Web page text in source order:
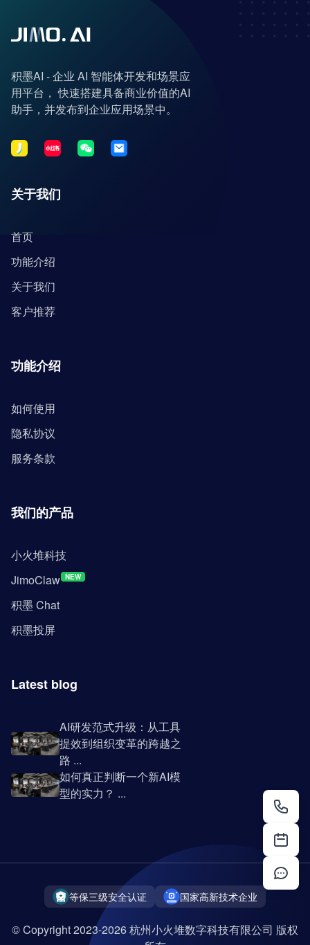
积墨AI - 企业 AI 智能体开发和场景应
用平台， 快速搭建具备商业价值的AI
助手，并发布到企业应用场景中。
关于我们
首页
功能介绍
关于我们
客户推荐
功能介绍
如何使用
隐私协议
服务条款
我们的产品
小火堆科技
JimoClaw NEW
积墨 Chat
积墨投屏
Latest blog
AI研发范式升级：从工具
提效到组织变革的跨越之
路 ...
如何真正判断一个新AI模
型的实力？ ...
等保三级安全认证 国家高新技术企业
© Copyright 2023-2026 杭州小火堆数字科技有限公司 版权